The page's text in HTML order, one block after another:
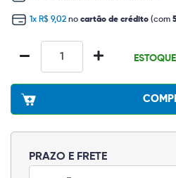
1x R$ 9,02 no cartão de crédito (com
PRAZO E FRETE